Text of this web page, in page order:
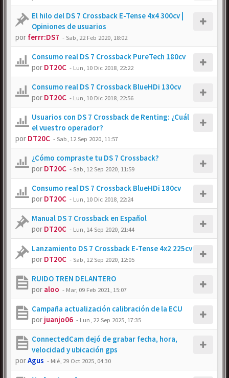
El hilo del DS 7 Crossback E-Tense 4x4 300cv |
Opiniones de usuarios
por ferrr:DS7 -Sab, 22 Feb 2020, 18:02
Consumo real DS 7 Crossback PureTech 180cv
por DT20C - Lun, 10 Dic 2018, 22:22
Consumo real DS 7 Crossback BlueHDi 130cv
por DT20C - Lun, 10 Dic 2018, 22:56
Usuarios con DS 7 Crossback de Renting: ¿Cuál
el vuestro operador?
por DT20C -Sab, 12 Sep 2020, 11:57
¿Cómo compraste tu DS 7 Crossback?
por DT20C -Sab, 12 Sep 2020, 11:59
Consumo real DS 7 Crossback BlueHDi 180cv
por DT20C - Lun, 10 Dic 2018, 22:24
Manual DS 7 Crossback en Español
por DT20C - Lun, 14 Sep 2020, 21:44
Lanzamiento DS 7 Crossback E-Tense 4x2 225cv
por DT20C -Sab, 12 Sep 2020, 12:05
RUIDO TREN DELANTERO
por aloo - Mar, 09 Feb 2021, 15:07
Campaña actualización calibración de la ECU
por juanjo06 - Lun, 22 Sep 2025, 17:35
ConnectedCam dejó de grabar fecha, hora,
velocidad y ubicación gps
porAgus - Mié, 29 Oct 2025, 04:30